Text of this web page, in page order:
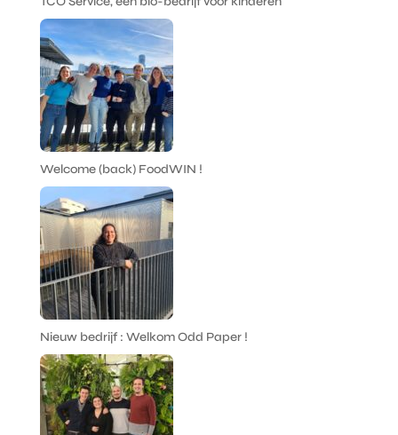
Welcome (back) FoodWIN !
Nieuw bedrijf : Welkom Odd Paper !